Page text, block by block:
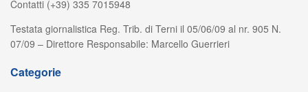
Contatti (+39) 335 7015948
Testata giornalistica Reg. Trib. di Terni il 05/06/09 al nr. 905 N.
07/09 – Direttore Responsabile: Marcello Guerrieri
Categorie